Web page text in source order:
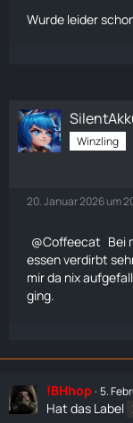
Wurde leider
Winzling
20. Januar 2026 um
Coffeecat Bei
essen verdirbt
mir da nix
ging.
!BHhop 5.
Hat das Label